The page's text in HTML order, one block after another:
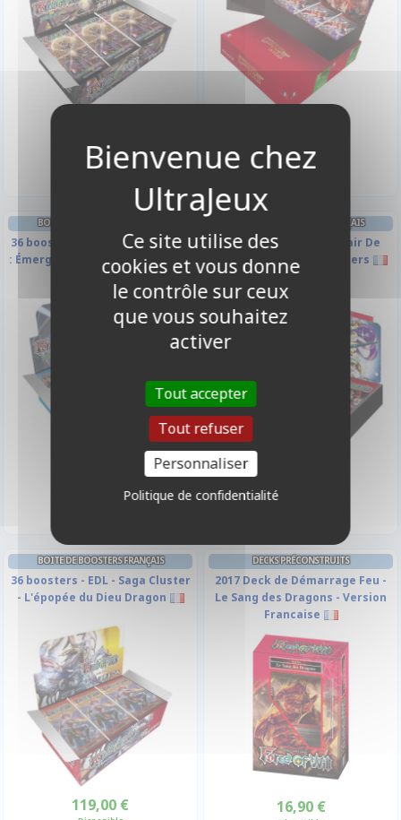
Disponible
BOITE DE BOOSTERS FRANÇAIS
36 boosters - H1 - Cluster Héros
: Émergence du Nouveau Monde
BOITE DE BOOSTERS FRANÇAIS
A3 - La Sauveuse Du Clair De
Lune - Boite De 36 Boosters
BOITE DE BOOSTERS FRANÇAIS
36 boosters - EDL - Saga Cluster
- L'épopée du Dieu Dragon
119,00 €
DECKS PRÉCONSTRUITS
2017 Deck de Démarrage Feu -
Le Sang des Dragons - Version
Francaise
16,90 €
Ce site utilise des
cookies et vous donne
le contrôle sur ceux
que vous souhaitez
activer
Tout accepter
Tout refuser
Personnaliser
Politique de confidentialité